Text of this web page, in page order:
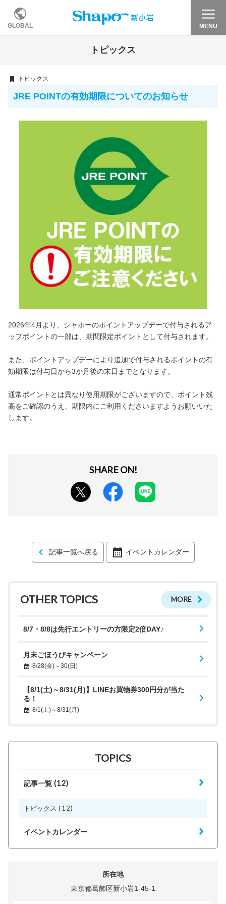
GLOBAL MENU
トピックス
トピックス
JRE POINTの有効期限についてのお知らせ
2026年4月より、シャポーのポイントアップデーで付与されるア
ップポイントの一部は、期間限定ポイントとして付与されます。
また、ポイントアップデーにより追加で付与されるポイントの有
効期限は付与日から3か月後の末日までとなります。
通常ポイントとは異なり使用期限がございますので、ポイント残
高をご確認のうえ、期限内にご利用くださいますようお願いいた
します。
記事一覧へ戻る イベントカレンダー
OTHER TOPICS MORE
8/7・8/8は先行エントリーの方限定2倍DAY♪
月末ごほうびキャンペーン
8/28(金)～30(日)
【8/1(土)～8/31(月)】LINEお買物券300円分が当た
る！
8/1(土)～8/31(月)
TOPICS
記事一覧 (12)
トピックス (12)
イベントカレンダー
所在地
東京都葛飾区新小岩1-45-1